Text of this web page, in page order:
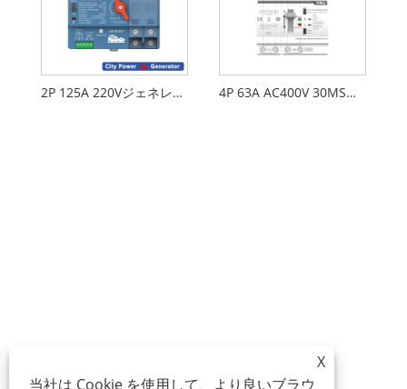
2P 125A 220VジェネレータータイプPC ATS 4P 63A AC400V 30MS白い新しいATS
X
当社は Cookie を使用して、より良いブラウ